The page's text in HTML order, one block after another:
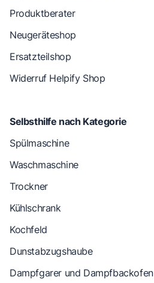
Produktberater
Neugeräteshop
Ersatzteilshop
Widerruf Helpify Shop
Selbsthilfe nach Kategorie
Spülmaschine
Waschmaschine
Trockner
Kühlschrank
Kochfeld
Dunstabzugshaube
Dampfgarer und Dampfbackofen